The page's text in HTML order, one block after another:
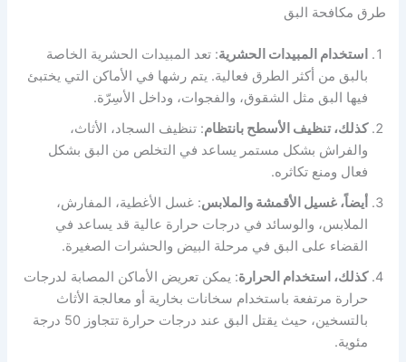
طرق مكافحة البق
استخدام المبيدات الحشرية: تعد المبيدات الحشرية الخاصة
بالبق من أكثر الطرق فعالية. يتم رشها في الأماكن التي يختبئ
فيها البق مثل الشقوق، والفجوات، وداخل الأسِرّة.
كذلك، تنظيف الأسطح بانتظام: تنظيف السجاد، الأثاث،
والفراش بشكل مستمر يساعد في التخلص من البق بشكل
فعال ومنع تكاثره.
أيضاً، غسيل الأقمشة والملابس: غسل الأغطية، المفارش،
الملابس، والوسائد في درجات حرارة عالية قد يساعد في
القضاء على البق في مرحلة البيض والحشرات الصغيرة.
كذلك، استخدام الحرارة: يمكن تعريض الأماكن المصابة لدرجات
حرارة مرتفعة باستخدام سخانات بخارية أو معالجة الأثاث
بالتسخين، حيث يقتل البق عند درجات حرارة تتجاوز 50 درجة
مئوية.